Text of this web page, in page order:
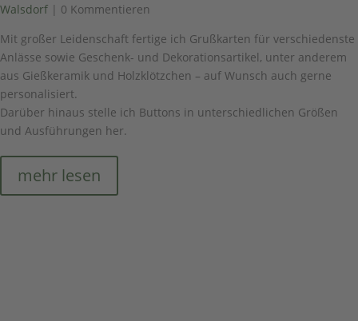
Walsdorf | 0 Kommentieren
Mit großer Leidenschaft fertige ich Grußkarten für verschiedenste
Anlässe sowie Geschenk- und Dekorationsartikel, unter anderem
aus Gießkeramik und Holzklötzchen – auf Wunsch auch gerne
personalisiert.
Darüber hinaus stelle ich Buttons in unterschiedlichen Größen
und Ausführungen her.
mehr lesen